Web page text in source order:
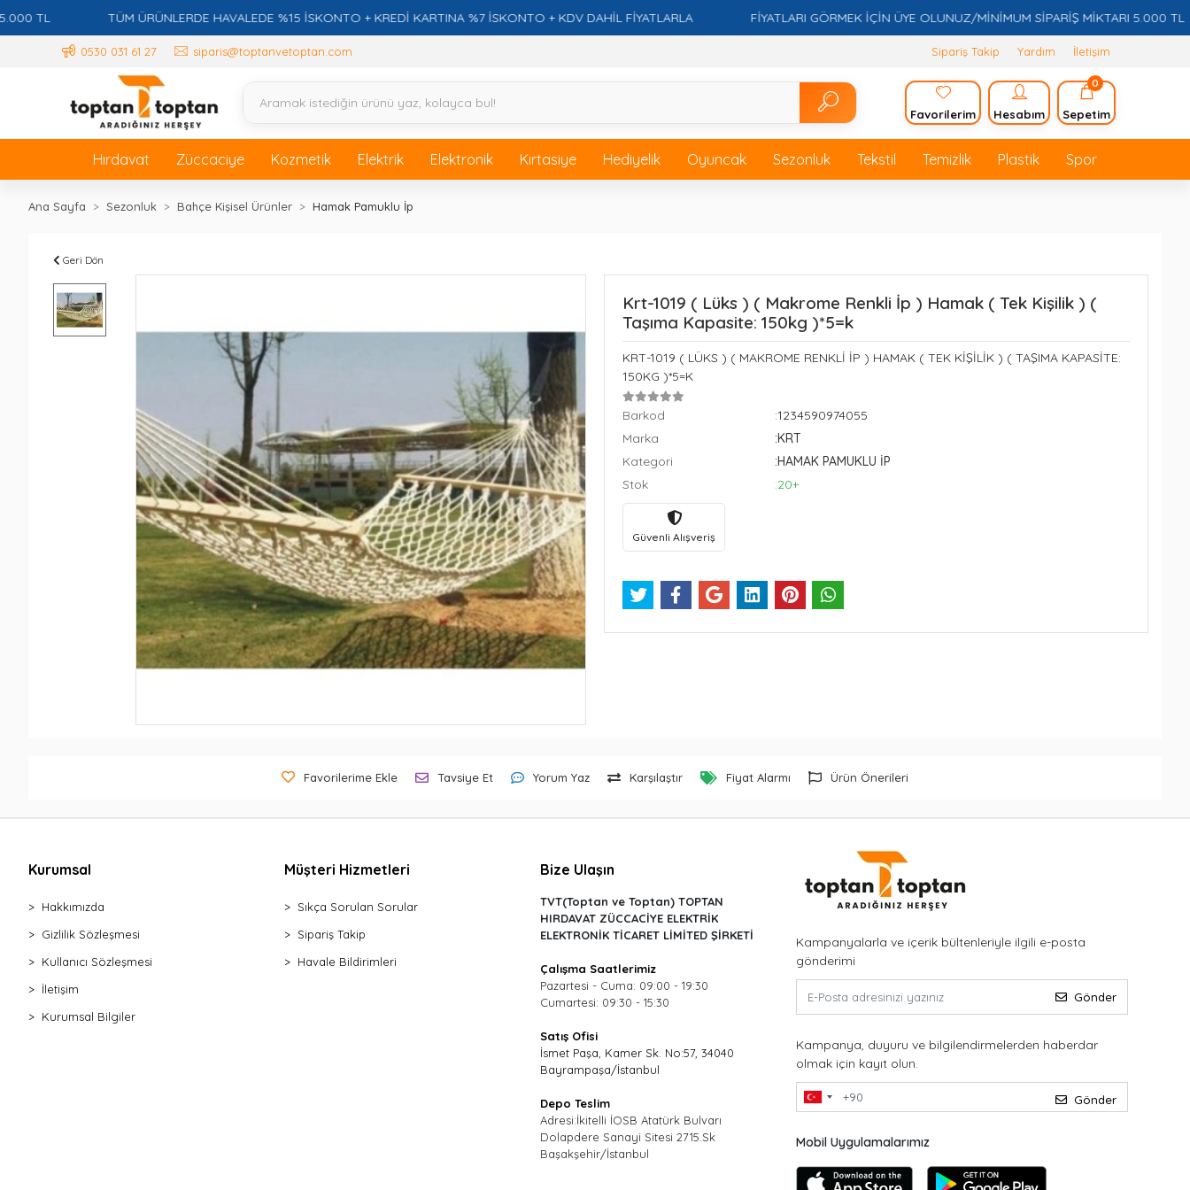
TL TÜM ÜRÜNLERDE HAVALEDE %15 İSKONTO + KREDİ KARTINA %7 İSKONTO + KDV DAHİL FİYATLARLA FİYATLARI GÖRMEK İÇİN ÜYE OLUNUZ/MİNİMUM SİPARİŞ MİKTARI 5.000 TL
0530 031 61 27 siparis@toptanvetoptan.com Sipariş Takip Yardım İletişim
Favorilerim Hesabım
0
Sepetim
Hırdavat Züccaciye Kozmetik Elektrik Elektronik Kırtasiye Hediyelik Oyuncak Sezonluk Tekstil Temizlik Plastik Spor
Ana Sayfa Sezonluk Bahçe Kişisel Ürünler Hamak Pamuklu İp
Geri Dön
Krt-1019 ( Lüks ) ( Makrome Renkli İp ) Hamak ( Tek Kişilik ) (
Taşıma Kapasite: 150kg )*5=k
KRT-1019 ( LÜKS ) ( MAKROME RENKLİ İP ) HAMAK ( TEK KİŞİLİK ) ( TAŞIMA KAPASİTE:
150KG )*5=K
Barkod
:1234590974055
Marka
:KRT
Kategori
:HAMAK PAMUKLU İP
Stok
:20+
Güvenli Alışveriş
Favorilerime Ekle Tavsiye Et Yorum Yaz Karşılaştır Fiyat Alarmı Ürün Önerileri
Kurumsal
Hakkımızda
Gizlilik Sözleşmesi
Kullanıcı Sözleşmesi
İletişim
Kurumsal Bilgiler
Müşteri Hizmetleri
Sıkça Sorulan Sorular
Sipariş Takip
Havale Bildirimleri
Bize Ulaşın
TVT(Toptan ve Toptan) TOPTAN
HIRDAVAT ZÜCCACİYE ELEKTRİK
ELEKTRONİK TİCARET LİMİTED ŞİRKETİ
Çalışma Saatlerimiz
Pazartesi - Cuma: 09:00 - 19:30
Cumartesi: 09:30 - 15:30
Satış Ofisi
İsmet Paşa, Kamer Sk. No:57, 34040
Bayrampaşa/İstanbul
Depo Teslim
Adresi:İkitelli İOSB Atatürk Bulvarı
Dolapdere Sanayi Sitesi 2715.Sk
Başakşehir/İstanbul
Kampanyalarla ve içerik bültenleriyle ilgili e-posta
gönderimi
Gönder
Kampanya, duyuru ve bilgilendirmelerden haberdar
olmak için kayıt olun.
Gönder
Mobil Uygulamalarımız